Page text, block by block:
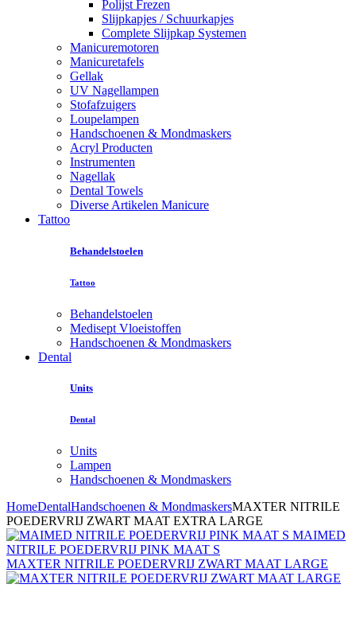
Polijst Frezen
Slijpkapjes / Schuurkapjes
Complete Slijpkap Systemen
Manicuremotoren
Manicuretafels
Gellak
UV Nagellampen
Stofafzuigers
Loupelampen
Handschoenen & Mondmaskers
Acryl Producten
Instrumenten
Nagellak
Dental Towels
Diverse Artikelen Manicure
Tattoo
Behandelstoelen
Tattoo
Behandelstoelen
Medisept Vloeistoffen
Handschoenen & Mondmaskers
Dental
Units
Dental
Units
Lampen
Handschoenen & Mondmaskers
HomeDentalHandschoenen & MondmaskersMAXTER NITRILE
POEDERVRIJ ZWART MAAT EXTRA LARGE
MAIMED
NITRILE POEDERVRIJ PINK MAAT S
MAXTER NITRILE POEDERVRIJ ZWART MAAT LARGE